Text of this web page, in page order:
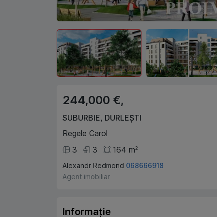
244,000 €,
SUBURBIE, DURLEȘTI
Regele Carol
3
3 164 m2
Alexandr Redmond 068666918
Agent imobiliar
Informație